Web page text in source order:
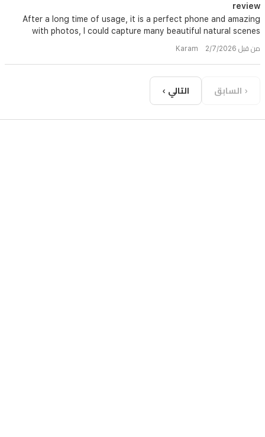
review
After a long time of usage, it is a perfect phone and amazing
with photos, I could capture many beautiful natural scenes
من قبل Karam 2/7/2026
‹ السابق التالي ›